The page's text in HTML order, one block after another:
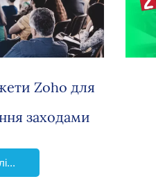
Zoho для
заходами